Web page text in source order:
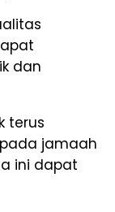
dan
terus
jamaah
ini dapat